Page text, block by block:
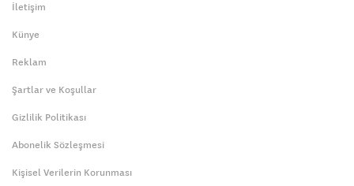
İletişim
Künye
Reklam
Şartlar ve Koşullar
Gizlilik Politikası
Abonelik Sözleşmesi
Kişisel Verilerin Korunması